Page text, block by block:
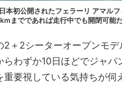
本初公開されたフェラーリ アマルフ
までであれば走行中でも開閉可能
＋2シーターオープンモ
わずか10日ほどでジャ
要視している気持ちが伺